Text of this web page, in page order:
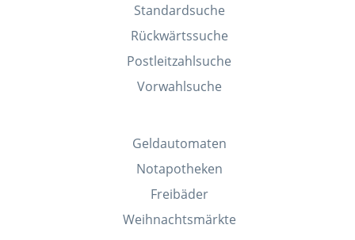
Standardsuche
Rückwärtssuche
Postleitzahlsuche
Vorwahlsuche
Geldautomaten
Notapotheken
Freibäder
Weihnachtsmärkte